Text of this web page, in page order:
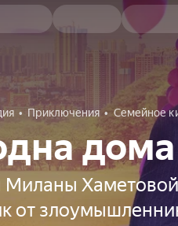
Приключения Семейное
Миланы
от